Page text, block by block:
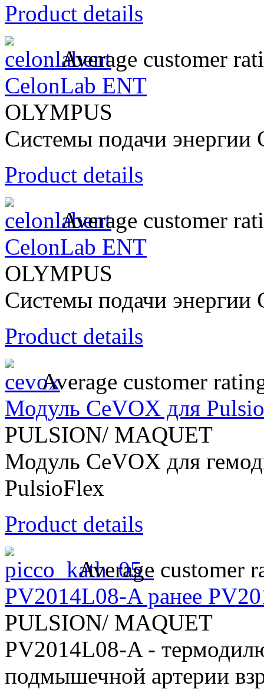
Product details
Average customer
CelonLab ENT
OLYMPUS
Системы подачи энергии
Product details
Average customer
CelonLab ENT
OLYMPUS
Системы подачи энергии
Product details
Average customer
Модуль CeVOX для
PULSION/ MAQUET
Модуль CeVOX для
PulsioFlex
Product details
Average customer
PV2014L08-A ранее
PULSION/ MAQUET
PV2014L08-A -
подмышечной артерии